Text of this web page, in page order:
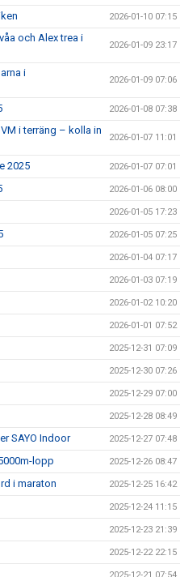
2026-01-10 07:15
och Alex trea i
2026-01-09 23:17
i
2026-01-09 07:06
2026-01-08 07:38
i terräng – kolla in
2026-01-07 11:01
2025 2026-01-07 07:01
2026-01-06 08:00
2026-01-05 17:23
2026-01-05 07:25
2026-01-04 07:17
2026-01-03 07:19
2026-01-02 10:20
2026-01-01 07:52
2025-12-31 07:09
2025-12-30 07:26
2025-12-29 07:00
2025-12-28 08:49
SAYO Indoor 2025-12-27 07:48
lopp 2025-12-26 08:47
i maraton 2025-12-25 16:42
2025-12-24 11:15
2025-12-23 21:39
2025-12-22 22:15